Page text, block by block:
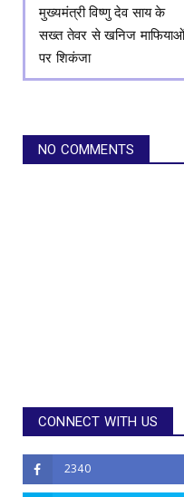
मुख्यमंत्री विष्णु देव साय के
सख्त तेवर से खनिज
पर शिकंजा
NO COMMENTS
CONNECT WITH US
2340